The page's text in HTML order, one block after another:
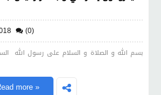
(0)
بسم الله و الصلاة و السلام على رسول الله
more »